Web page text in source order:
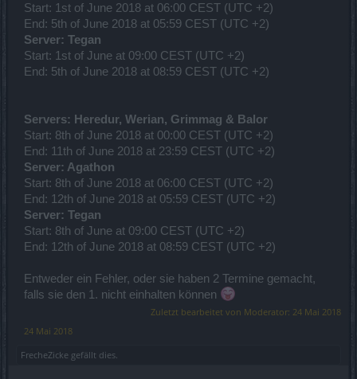
Start: 1st of June 2018 at 06:00 CEST (UTC +2)
End: 5th of June 2018 at 05:59 CEST (UTC +2)
Server: Tegan
Start: 1st of June at 09:00 CEST (UTC +2)
End: 5th of June 2018 at 08:59 CEST (UTC +2)
Servers: Heredur, Werian, Grimmag & Balor
Start: 8th of June 2018 at 00:00 CEST (UTC +2)
End: 11th of June 2018 at 23:59 CEST (UTC +2)
Server: Agathon
Start: 8th of June 2018 at 06:00 CEST (UTC +2)
End: 12th of June 2018 at 05:59 CEST (UTC +2)
Server: Tegan
Start: 8th of June at 09:00 CEST (UTC +2)
End: 12th of June 2018 at 08:59 CEST (UTC +2)
Entweder ein Fehler, oder sie haben 2 Termine gemacht,
falls sie den 1. nicht einhalten können
Zuletzt bearbeitet von Moderator: 24 Mai 2018
24 Mai 2018
FrecheZicke gefällt dies.